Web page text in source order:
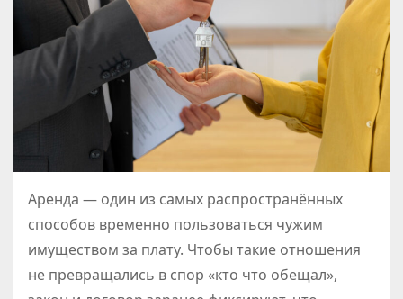
Аренда — один из самых распространённых
способов временно пользоваться чужим
имуществом за плату. Чтобы такие отношения
не превращались в спор «кто что обещал»,